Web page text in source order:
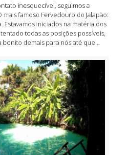
inesquecível, seguimos a
mais famoso Fervedouro do Jalapão:
. Estavamos iniciados na matéria dos
todas as posições possíveis,
demais para nós até que…